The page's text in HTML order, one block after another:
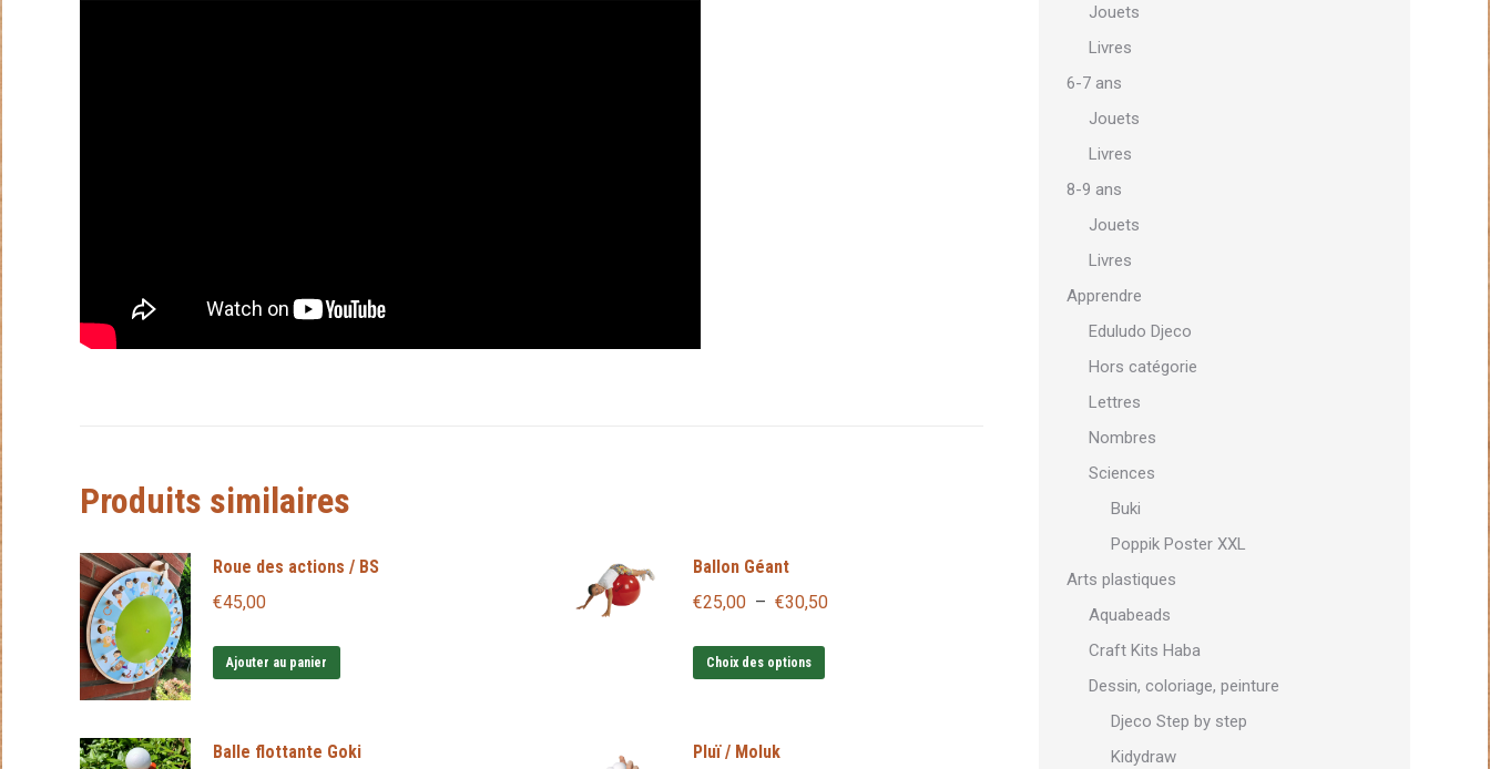
Produits similaires
Roue des actions / BS
€45,00
Ajouter au panier
Ballon Géant
€25,00 – €30,50Plage
Choix des options
Balle flottante Goki
Pluï / Moluk
Jouets
Livres
6-7 ans
Jouets
Livres
8-9 ans
Jouets
Livres
Apprendre
Eduludo Djeco
Hors catégorie
Lettres
Nombres
Sciences
Buki
Poppik Poster XXL
Arts plastiques
Aquabeads
Craft Kits Haba
Dessin, coloriage, peinture
Djeco Step by step
Kidydraw